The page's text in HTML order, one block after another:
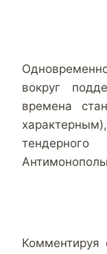
вокруг
времена
Комментируя